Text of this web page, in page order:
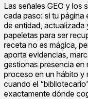
Las señales GEO y los
cada paso: si tu página
de entidad, actualizada
papeletas para ser
receta no es mágica,
aporta evidencias,
gestionas presencia
proceso en un hábito y
cuando el
exactamente dónde